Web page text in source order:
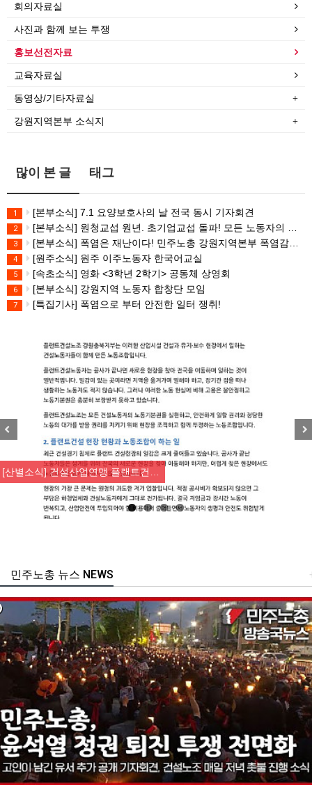
회의자료실
사진과 함께 보는 투쟁
홍보선전자료
교육자료실
동영상/기타자료실
강원지역본부 소식지
많이 본 글 태그
1 [본부소식] 7.1 요양보호사의 날 전국 동시 기자회견
2 [본부소식] 원청교섭 원년. 초기업교섭 돌파! 모든 노동자의 노동기본권 쟁취! 민주노총 7.15 총파업대회
3 [본부소식] 폭염은 재난이다! 민주노총 강원지역본부 폭염감시단 선포 기자회견
4 [원주소식] 원주 이주노동자 한국어교실
5 [속초소식] 영화 <3학년 2학기> 공동체 상영회
6 [본부소식] 강원지역 노동자 합창단 모임
7 [특집기사] 폭염으로 부터 안전한 일터 쟁취!
[산별소식] 건설산업연맹 플랜트건…
주노총 뉴스 NEWS